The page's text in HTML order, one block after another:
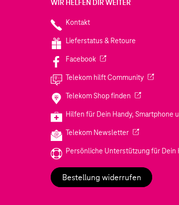
WIR HELFEN DIR WEITER
Kontakt
Lieferstatus & Retoure
Facebook(Wird in einem neuen Tab
Telekom hilft Community(Wird in
Telekom Shop finden (Wird in einem
Hilfen für Dein Handy, Smartphone
Telekom Newsletter(Wird in einem
Persönliche Unterstützung für Dein
Bestellung widerrufen